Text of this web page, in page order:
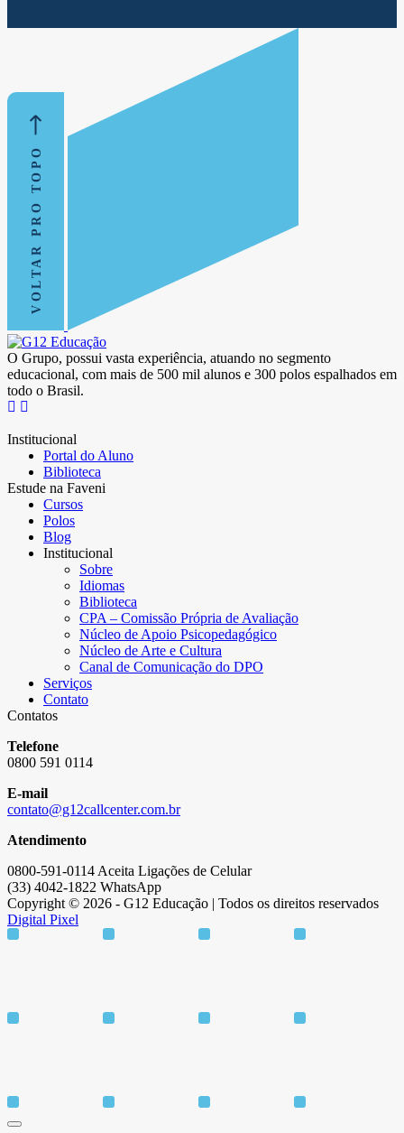
VOLTAR PRO TOPO
O Grupo, possui vasta experiência, atuando no segmento
educacional, com mais de 500 mil alunos e 300 polos espalhados em
todo o Brasil.
Institucional
Portal do Aluno
Biblioteca
Estude na Faveni
Cursos
Polos
Blog
Institucional
Sobre
Idiomas
Biblioteca
CPA – Comissão Própria de Avaliação
Núcleo de Apoio Psicopedagógico
Núcleo de Arte e Cultura
Canal de Comunicação do DPO
Serviços
Contato
Contatos
Telefone
0800 591 0114
E-mail
contato@g12callcenter.com.br
Atendimento
0800-591-0114 Aceita Ligações de Celular
(33) 4042-1822 WhatsApp
Copyright © 2026 - G12 Educação | Todos os direitos reservados
Digital Pixel